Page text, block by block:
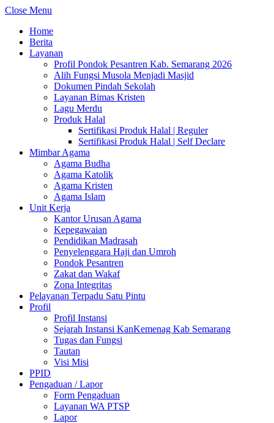
Close Menu
Home
Berita
Layanan
Profil Pondok Pesantren Kab. Semarang 2026
Alih Fungsi Musola Menjadi Masjid
Dokumen Pindah Sekolah
Layanan Bimas Kristen
Lagu Merdu
Produk Halal
Sertifikasi Produk Halal | Reguler
Sertifikasi Produk Halal | Self Declare
Mimbar Agama
Agama Budha
Agama Katolik
Agama Kristen
Agama Islam
Unit Kerja
Kantor Urusan Agama
Kepegawaian
Pendidikan Madrasah
Penyelenggara Haji dan Umroh
Pondok Pesantren
Zakat dan Wakaf
Zona Integritas
Pelayanan Terpadu Satu Pintu
Profil
Profil Instansi
Sejarah Instansi KanKemenag Kab Semarang
Tugas dan Fungsi
Tautan
Visi Misi
PPID
Pengaduan / Lapor
Form Pengaduan
Layanan WA PTSP
Lapor